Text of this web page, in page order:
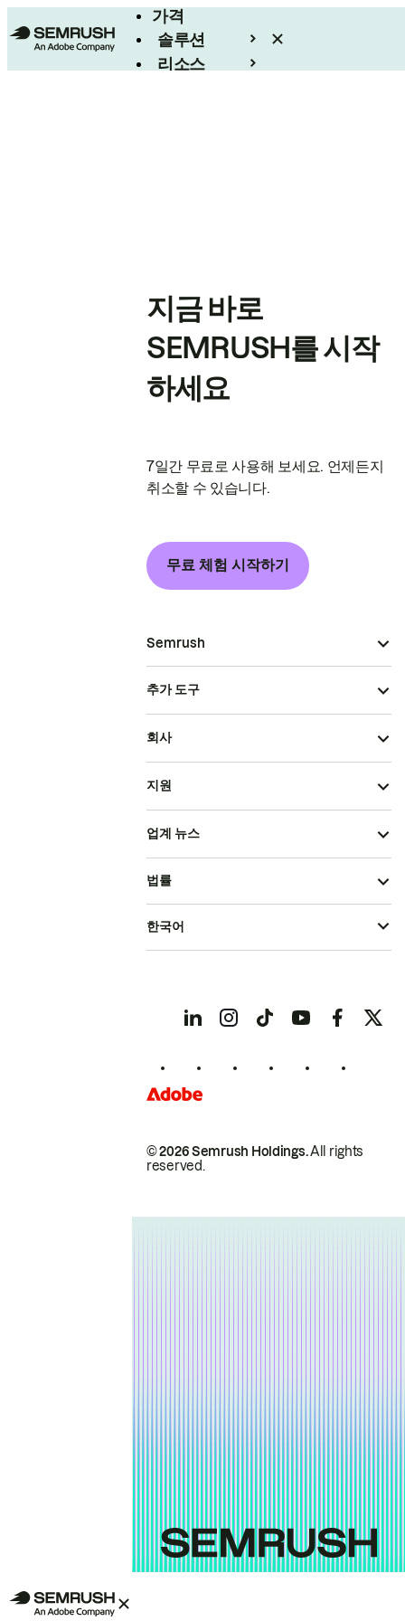
가격
솔루션
리소스
지금 바로
SEMRUSH를 시작
하세요
7일간 무료로 사용해 보세요. 언제든지
취소할 수 있습니다.
무료 체험 시작하기
Semrush
추가 도구
회사
지원
업계 뉴스
© 2026 Semrush Holdings.All rights
reserved.
법률
한국어